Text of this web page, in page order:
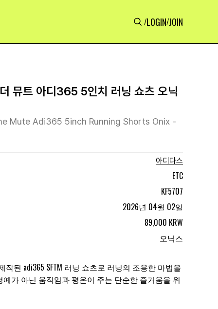
/LOGIN/JOIN
뮤트 아디365 5인치 러닝 쇼츠 오닉
Mute Adi365 5inch Running Shorts Onix -
아디다스
ETC
KF5707
2026년 04월 02일
89,000 KRW
오닉스
된 adi365 SFTM 러닝 쇼츠로 러닝의 조용한 마법을
가 아닌 움직임과 평온이 주는 단순한 즐거움을 위